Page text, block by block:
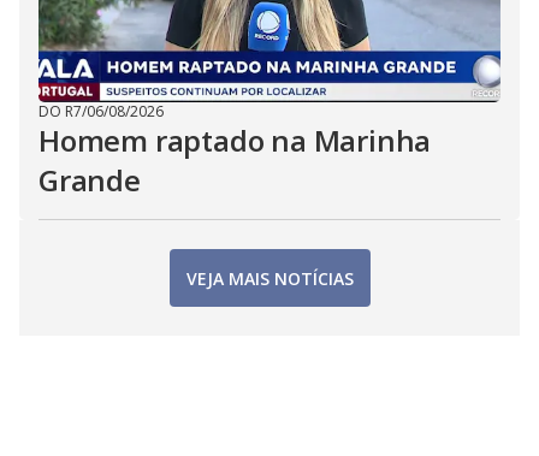
DO R7/06/08/2026
Homem raptado na Marinha
Grande
VEJA MAIS NOTÍCIAS